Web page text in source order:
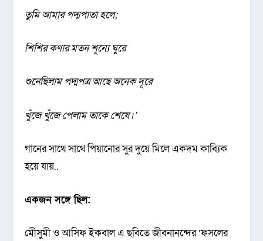
তুমি আমার পদ্মপাতা হলে;
শিশির কণার মতন শূন্যে ঘুরে
শুনেছিলাম পদ্মপত্র আছে অনেক দূরে
খুঁজে খুঁজে পেলাম তাকে শেষে।’
গানের সাথে সাথে পিয়ানোর সুর দুয়ে মিলে একদম কাব্যিক
হয়ে যায়..
একজন সঙ্গে ছিল:
মেীসুমী ও আসিফ ইকবাল এ ছবিতে জীবনানন্দের ‘ফসলের